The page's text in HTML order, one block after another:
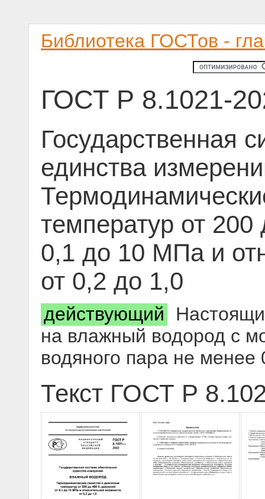
Библиотека ГОСТов -
ГОСТ Р 8.1021-
Государственная
единства
температур от
0,1 до 10 МПа и
от 0,2 до 1,0
действующий
на влажный водород с
водяного пара не менее
Текст ГОСТ Р